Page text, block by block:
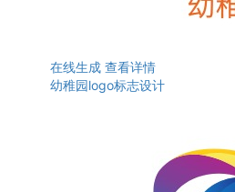
在线生成 查看详情
幼稚园logo标志设计